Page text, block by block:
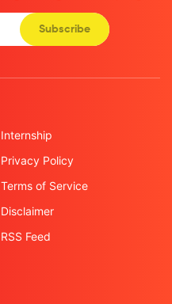
Subscribe
Internship
Privacy Policy
Terms of Service
Disclaimer
RSS Feed